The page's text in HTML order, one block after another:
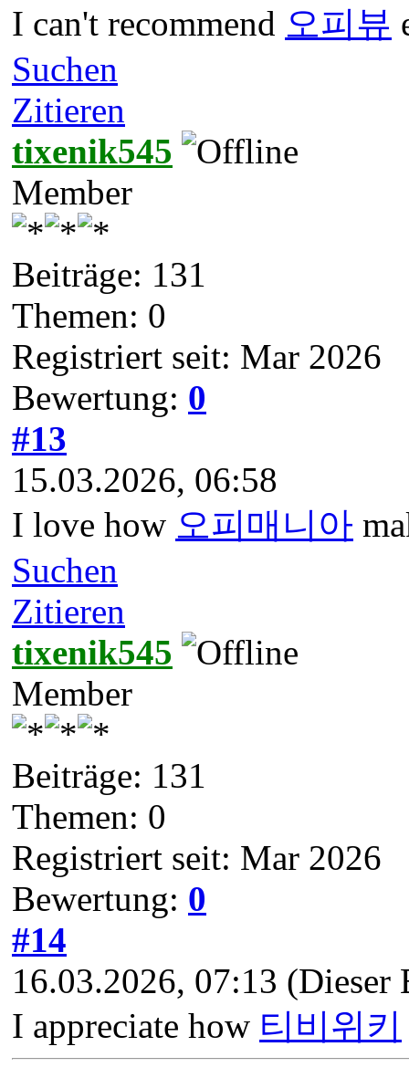
I can't recommend 오피뷰
Suchen
Zitieren
tixenik545
Member
Beiträge: 131
Themen: 0
Registriert seit: Mar 2026
Bewertung: 0
#13
15.03.2026, 06:58
I love how 오피매니아
Suchen
Zitieren
tixenik545
Member
Beiträge: 131
Themen: 0
Registriert seit: Mar 2026
Bewertung: 0
#14
16.03.2026, 07:13 (Dieser
I appreciate how 티비위키